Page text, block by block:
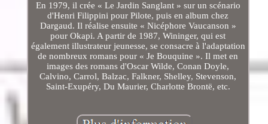
En 1979, il crée « Le Jardin Sanglant » sur un scénario
d'Henri Filippini pour Pilote, puis en album chez
Dargaud. Il réalise ensuite « Nicéphore Vaucanson »
pour Okapi. A partir de 1987, Wininger, qui est
également illustrateur jeunesse, se consacre à l'adaptation
de nombreux romans pour « Je Bouquine ». Il met en
images des romans d'Oscar Wilde, Conan Doyle,
Calvino, Carrol, Balzac, Falkner, Shelley, Stevenson,
Saint-Exupéry, Du Maurier, Charlotte Brontë, etc.